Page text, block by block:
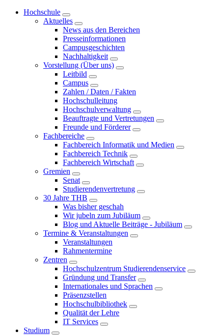
Hochschule
Aktuelles
News aus den Bereichen
Presseinformationen
Campusgeschichten
Nachhaltigkeit
Vorstellung (Über uns)
Leitbild
Campus
Zahlen / Daten / Fakten
Hochschulleitung
Hochschulverwaltung
Beauftragte und Vertretungen
Freunde und Förderer
Fachbereiche
Fachbereich Informatik und Medien
Fachbereich Technik
Fachbereich Wirtschaft
Gremien
Senat
Studierendenvertretung
30 Jahre THB
Was bisher geschah
Wir jubeln zum Jubiläum
Blog und Aktuelle Beiträge - Jubiläum
Termine & Veranstaltungen
Veranstaltungen
Rahmentermine
Zentren
Hochschulzentrum Studierendenservice
Gründung und Transfer
Internationales und Sprachen
Präsenzstellen
Hochschulbibliothek
Qualität der Lehre
IT Services
Studium